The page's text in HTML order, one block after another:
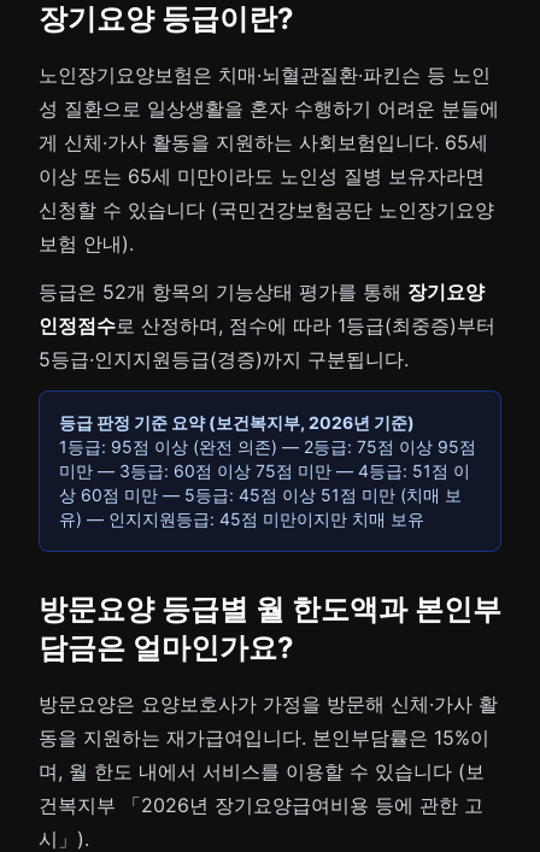
장기요양 등급이란?
노인장기요양보험은 치매·뇌혈관질환·파킨슨 등 노인
성 질환으로 일상생활을 혼자 수행하기 어려운 분들에
게 신체·가사 활동을 지원하는 사회보험입니다. 65세
이상 또는 65세 미만이라도 노인성 질병 보유자라면
신청할 수 있습니다 (국민건강보험공단 노인장기요양
보험 안내).
등급은 52개 항목의 기능상태 평가를 통해 장기요양
인정점수로 산정하며, 점수에 따라 1등급(최중증)부터
5등급·인지지원등급(경증)까지 구분됩니다.
등급 판정 기준 요약 (보건복지부, 2026년 기준)
1등급: 95점 이상 (완전 의존) — 2등급: 75점 이상 95점
미만 — 3등급: 60점 이상 75점 미만 — 4등급: 51점 이
상 60점 미만 — 5등급: 45점 이상 51점 미만 (치매 보
유) — 인지지원등급: 45점 미만이지만 치매 보유
방문요양 등급별 월 한도액과 본인부
담금은 얼마인가요?
방문요양은 요양보호사가 가정을 방문해 신체·가사 활
동을 지원하는 재가급여입니다. 본인부담률은 15%이
며, 월 한도 내에서 서비스를 이용할 수 있습니다 (보
건복지부 「2026년 장기요양급여비용 등에 관한 고
시」).